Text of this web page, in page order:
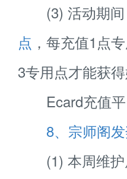
(3) 活动期间
点 ，每充值1点
3专用点才能获
Ecard充值平
8、宗师阁
(1) 本周维护